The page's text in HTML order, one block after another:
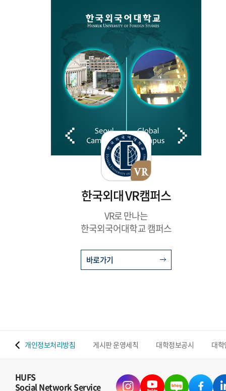
한국외대 VR캠퍼스
VR로 만나는
한국외국어대학교 캠퍼스
바로가기
개인정보처리방침 게시판 운영세칙 대학정보공시 대
HUFS
Social Network Service